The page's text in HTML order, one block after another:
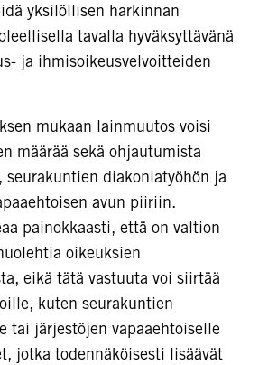
yksilöllisen harkinnan
tavalla hyväksyttävänä
ja ihmisoikeusvelvoitteiden
mukaan lainmuutos voisi
määrää sekä ohjautumista
seurakuntien diakoniatyöhön ja
avun piiriin.
painokkaasti, että on valtion
oikeuksien
eikä tätä vastuuta voi siirtää
kuten seurakuntien
tai järjestöjen vapaaehtoiselle
jotka todennäköisesti lisäävät